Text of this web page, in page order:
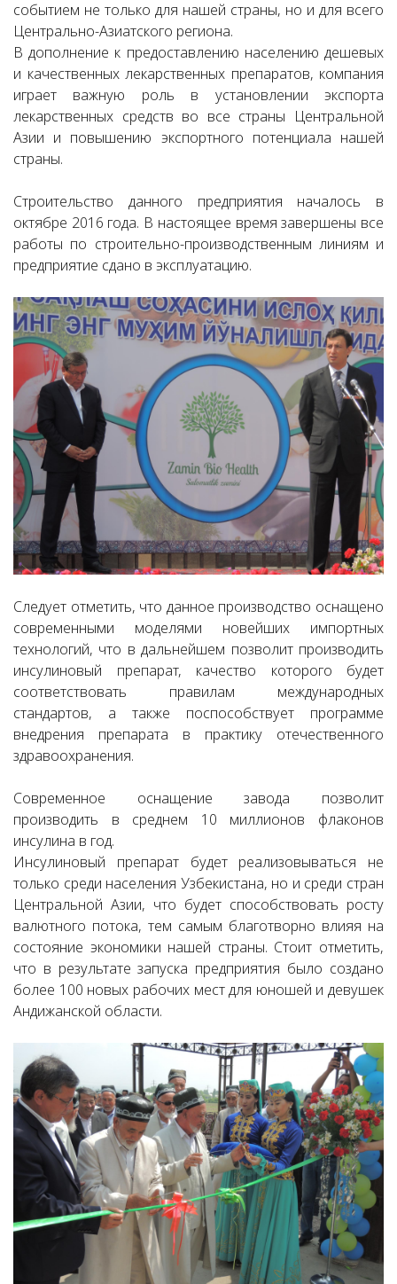
событием не только для нашей страны, но и для всего
Центрально-Азиатского региона.
В дополнение к предоставлению населению дешевых
и качественных лекарственных препаратов, компания
играет важную роль в установлении экспорта
лекарственных средств во все страны Центральной
Азии и повышению экспортного потенциала нашей
страны.
Строительство данного предприятия началось в
октябре 2016 года. В настоящее время завершены все
работы по строительно-производственным линиям и
предприятие сдано в эксплуатацию.
Следует отметить, что данное производство оснащено
современными моделями новейших импортных
технологий, что в дальнейшем позволит производить
инсулиновый препарат, качество которого будет
соответствовать правилам международных
стандартов, а также поспособствует программе
внедрения препарата в практику отечественного
здравоохранения.
Современное оснащение завода позволит
производить в среднем 10 миллионов флаконов
инсулина в год.
Инсулиновый препарат будет реализовываться не
только среди населения Узбекистана, но и среди стран
Центральной Азии, что будет способствовать росту
валютного потока, тем самым благотворно влияя на
состояние экономики нашей страны. Стоит отметить,
что в результате запуска предприятия было создано
более 100 новых рабочих мест для юношей и девушек
Андижанской области.